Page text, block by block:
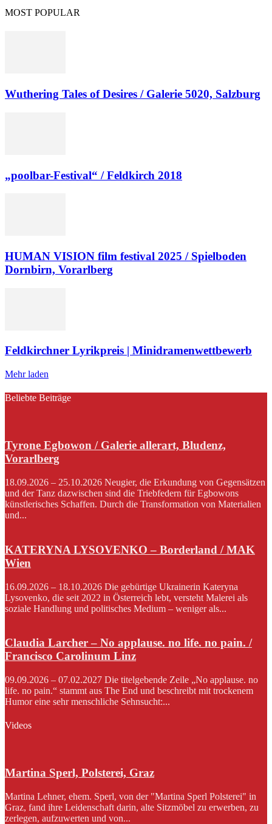
MOST POPULAR
Wuthering Tales of Desires / Galerie 5020, Salzburg
„poolbar-Festival“ / Feldkirch 2018
HUMAN VISION film festival 2025 / Spielboden
Dornbirn, Vorarlberg
Feldkirchner Lyrikpreis | Minidramenwettbewerb
Mehr laden
Beliebte Beiträge
Tyrone Egbowon / Galerie allerart, Bludenz,
Vorarlberg
18.09.2026 – 25.10.2026 Neugier, die Erkundung von Gegensätzen
und der Tanz dazwischen sind die Triebfedern für Egbowons
künstlerisches Schaffen. Durch die Transformation von Materialien
und...
KATERYNA LYSOVENKO – Borderland / MAK
Wien
16.09.2026 – 18.10.2026 Die gebürtige Ukrainerin Kateryna
Lysovenko, die seit 2022 in Österreich lebt, versteht Malerei als
soziale Handlung und politisches Medium – weniger als...
Claudia Larcher – No applause. no life. no pain. /
Francisco Carolinum Linz
09.09.2026 – 07.02.2027 Die titelgebende Zeile „No applause. no
life. no pain.“ stammt aus The End und beschreibt mit trockenem
Humor eine sehr menschliche Sehnsucht:...
Videos
Martina Sperl, Polsterei, Graz
Martina Lehner, ehem. Sperl, von der "Martina Sperl Polsterei" in
Graz, fand ihre Leidenschaft darin, alte Sitzmöbel zu erwerben, zu
zerlegen, aufzuwerten und von...